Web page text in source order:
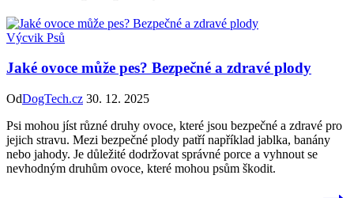
Výcvik Psů
Jaké ovoce může pes? Bezpečné a zdravé plody
OdDogTech.cz 30. 12. 2025
Psi mohou jíst různé druhy ovoce, které jsou bezpečné a zdravé pro
jejich stravu. Mezi bezpečné plody patří například jablka, banány
nebo jahody. Je důležité dodržovat správné porce a vyhnout se
nevhodným druhům ovoce, které mohou psům škodit.